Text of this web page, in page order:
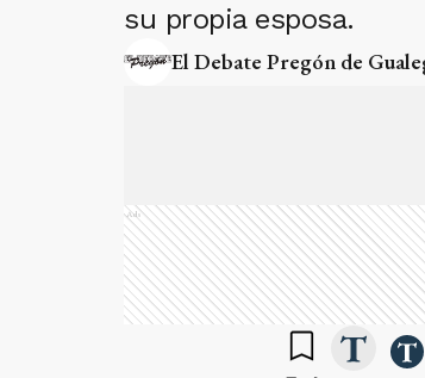
su propia esposa.
El Debate Pregón de
Ads